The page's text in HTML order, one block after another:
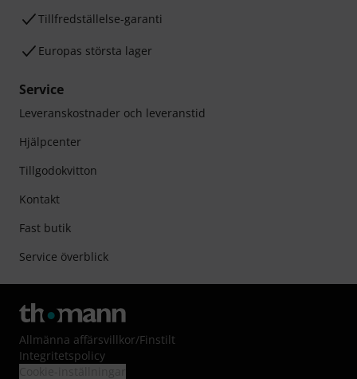
Tillfredställelse-garanti
Europas största lager
Service
Leveranskostnader och leveranstid
Hjälpcenter
Tillgodokvitton
Kontakt
Fast butik
Service överblick
Allmänna affärsvillkor/Finstilt
Integritetspolicy